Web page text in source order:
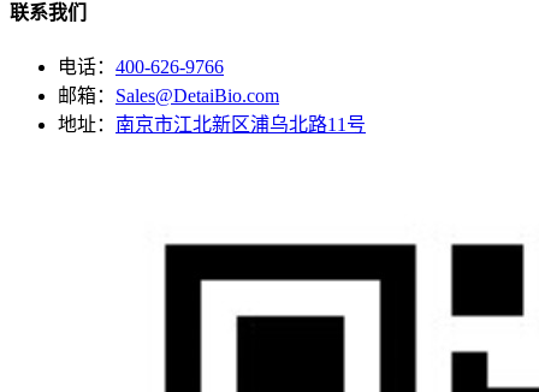
联系我们
电话： 400-626-9766
邮箱： Sales@DetaiBio.com
地址： 南京市江北新区浦乌北路11号